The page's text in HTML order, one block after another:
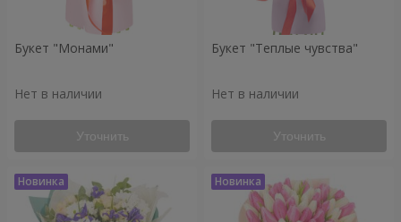
Букет "Монами"
Нет в наличии
Уточнить
Букет "Теплые чувства"
Нет в наличии
Уточнить